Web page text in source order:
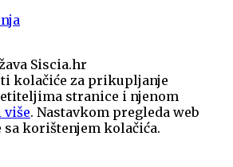
Siscia.hr
kolačiće za prikupljanje
stranice i njenom
više. Nastavkom pregleda web
sa korištenjem kolačića.